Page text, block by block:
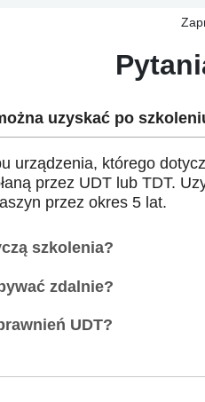
uzyskać po
urządzenia, którego
przez UDT lub TDT.
przez okres 5 lat.
szkolenia?
zdalnie?
UDT?